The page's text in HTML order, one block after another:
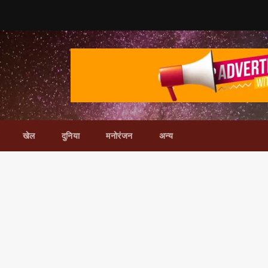
खेल दुनिया मनोरंजन अन्य